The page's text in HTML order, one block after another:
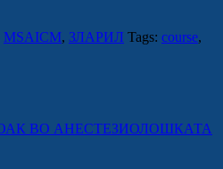
MSAICM, ЗЛАРИЛ Tags: course,